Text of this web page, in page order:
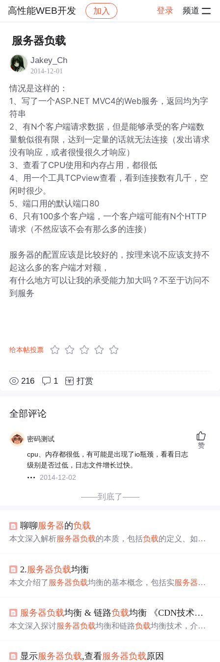
高性能WEB开发 加入 登录 频道
社区 高性能WEB开发
服务器负载
Jakey_Ch
2014-12-01
情况是这样的：
1、写了一个ASP.NET MVC4的Web服务，返回均为字
符串
2、有N个客户端请求数据，但是能够承受的客户端数
量貌似很有限，达到一定量的话就无法连接（发出请求
没有响应，或者很慢很久才响应）
3、查看了CPU使用和内存占用，都很低
4、用一个工具TCPview查看，看到连接数有几千，空
闲时很少。
5、端口用的默认端口80
6、只有100多个客户端，一个客户端可能有N个HTTP
请求（不然应该不会有那么多的连接）
服务器的配置应该是比较好的，按理来说不应该支持不
起这么多的客户端才对额，
有什么地方可以让我的承受能力加大吗？不至于访问不
到服务
给本帖投票
216 1 打赏
全部评论
密码测试
cpu、内存都很低，有可能是出现了io瓶颈，看看日志
级别是否过低，日志文件增长过快。
2014-12-02
赞
——到底了——
聊聊服务器的负载
本文深入解析服务器负载的本质，包括负载的定义、如何
态。文章探讨了在多核环境下
及常见导致 负载 升高的场景，如大量数据请求、事务未提
2.服务器负载均衡
本文介绍了 服务器负载均衡的基本概念，包括实服务器、
论了服务健康检查和会话保持的重要性。同时，提到了HT
TP Cookie会话保持的三种方式：插入、被动和重写。最
服务器负载均衡 & 链路负载均衡 《CDN技术详解》
本文深入探讨服务器负载均衡和链路负载均衡技术，介绍
显示服务器负载,查看服务器负载原因